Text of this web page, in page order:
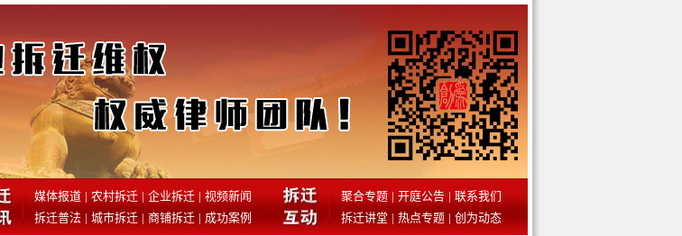
媒体报道 | 农村拆迁 | 企业拆迁 | 视频新闻
拆迁普法 | 城市拆迁 | 商铺拆迁 | 成功案例
聚合专题 | 开庭公告 | 联系我们
拆迁讲堂 | 热点专题 | 创为动态